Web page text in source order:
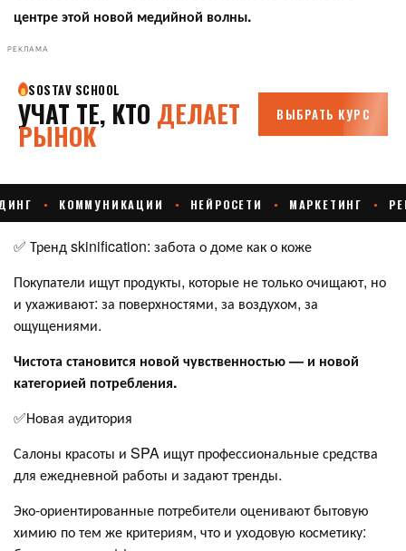
центре этой новой медийной волны.
РЕКЛАМА
✅ Тренд skinification: забота о доме как о коже
Покупатели ищут продукты, которые не только очищают, но
и ухаживают: за поверхностями, за воздухом, за
ощущениями.
Чистота становится новой чувственностью — и новой
категорией потребления.
✅Новая аудитория
Салоны красоты и SPA ищут профессиональные средства
для ежедневной работы и задают тренды.
Эко-ориентированные потребители оценивают бытовую
химию по тем же критериям, что и уходовую косметику: